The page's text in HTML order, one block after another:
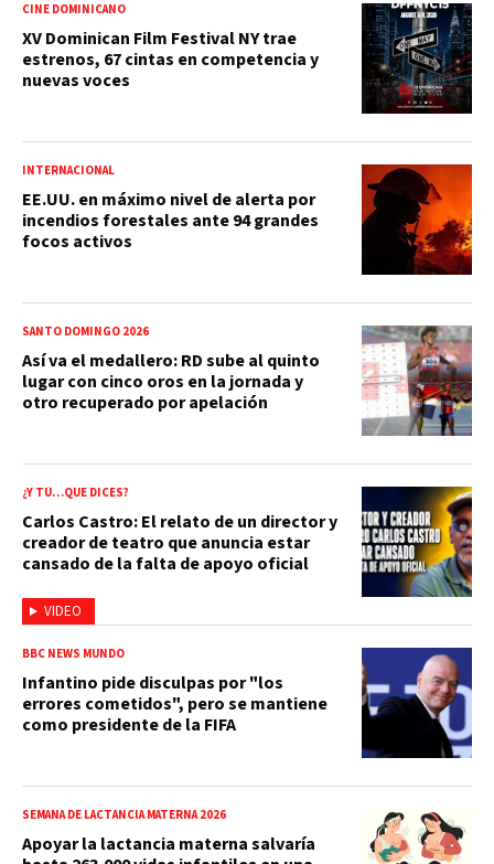
CINE DOMINICANO
XV Dominican Film Festival NY trae
estrenos, 67 cintas en competencia y
nuevas voces
INTERNACIONAL
EE.UU. en máximo nivel de alerta por
incendios forestales ante 94 grandes
focos activos
SANTO DOMINGO 2026
Así va el medallero: RD sube al quinto
lugar con cinco oros en la jornada y
otro recuperado por apelación
VIDEO
¿Y TÚ…QUE DICES?
Carlos Castro: El relato de un director y
creador de teatro que anuncia estar
cansado de la falta de apoyo oficial
BBC NEWS MUNDO
Infantino pide disculpas por "los
errores cometidos", pero se mantiene
como presidente de la FIFA
SEMANA DE LACTANCIA MATERNA 2026
Apoyar la lactancia materna salvaría